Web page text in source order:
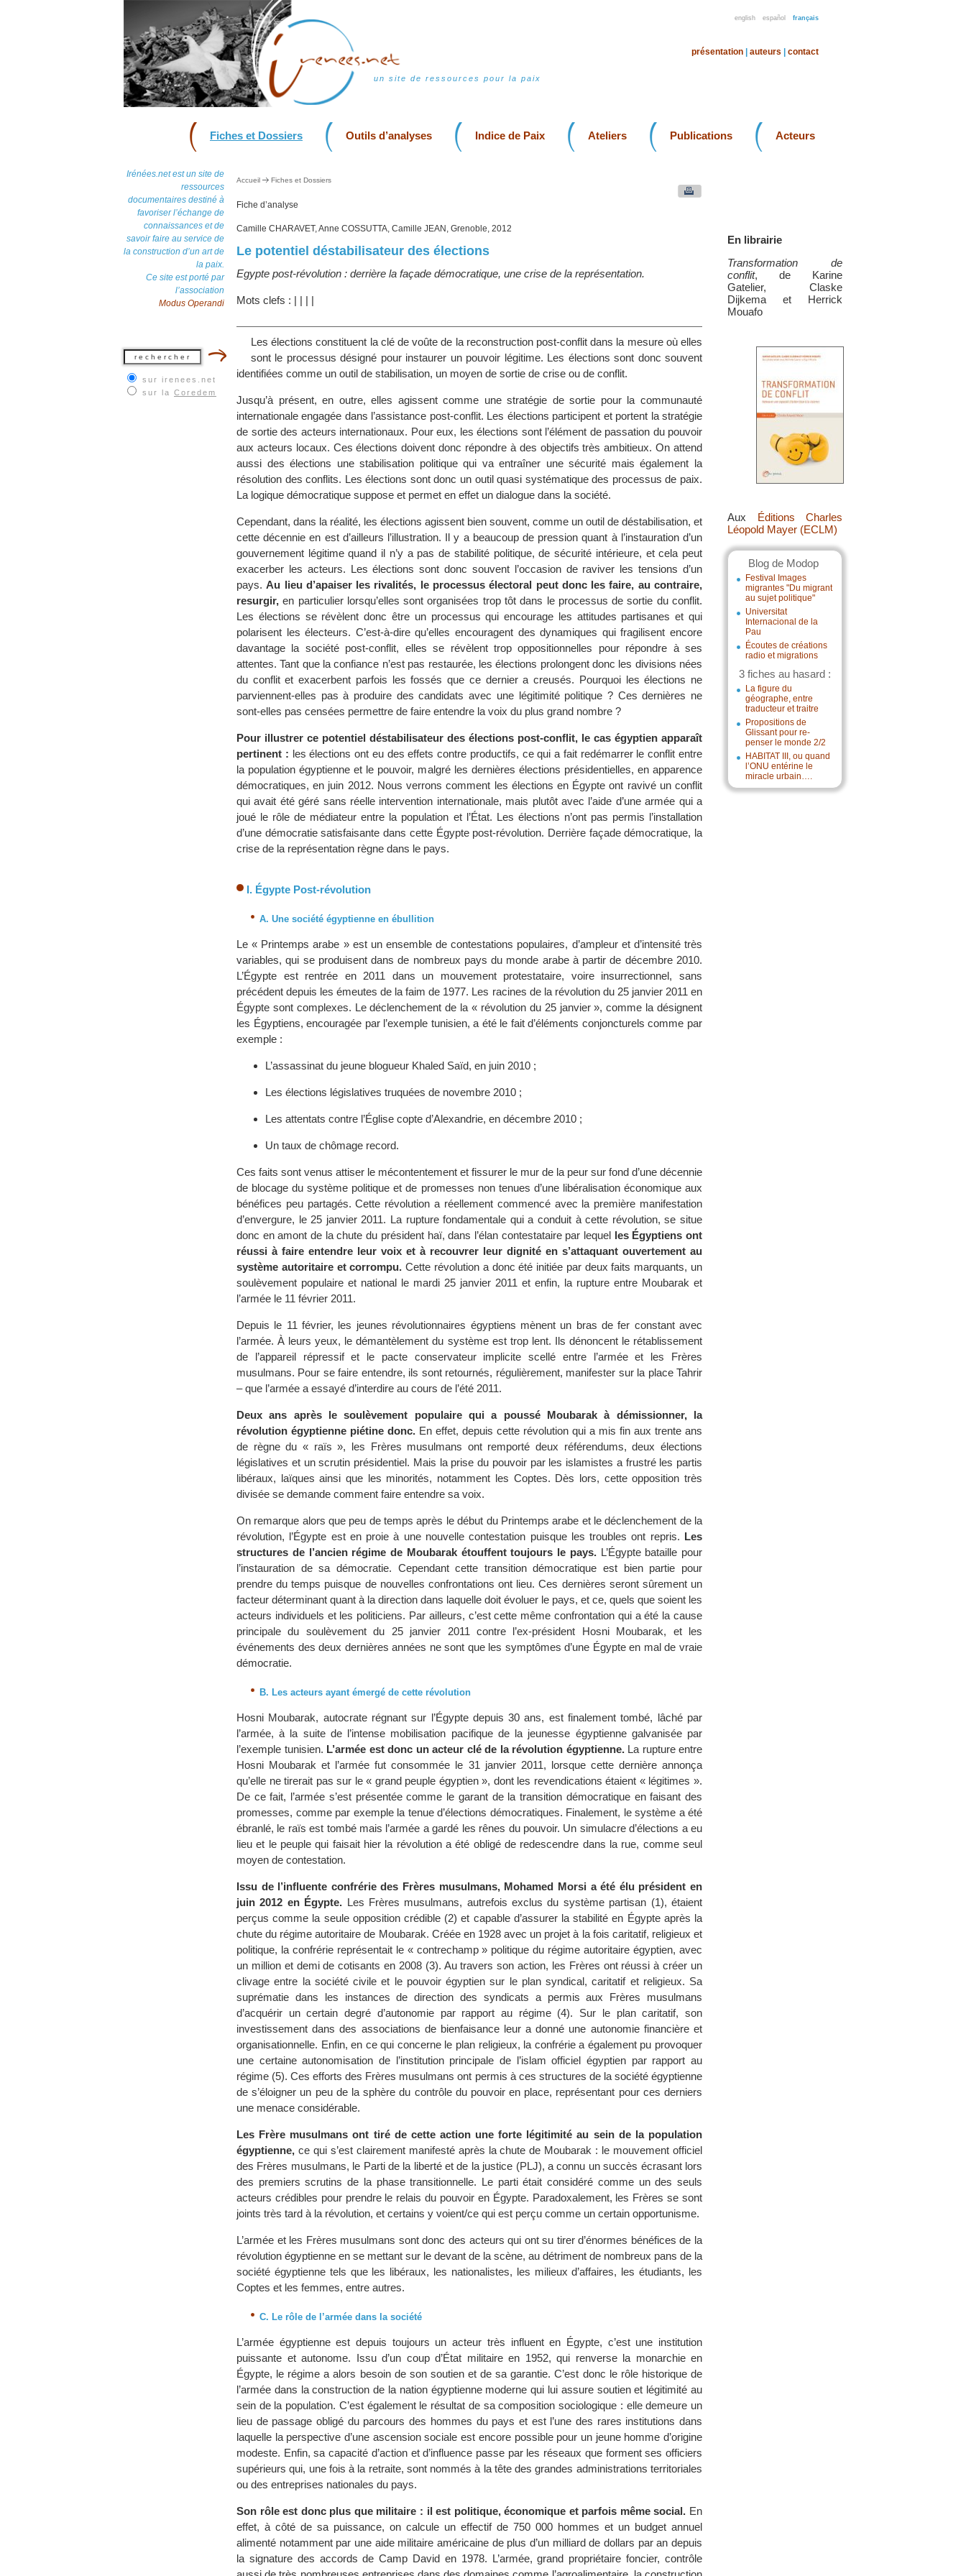
english español français
un site de ressources pour la paix
présentation auteurs contact
Fiches et Dossiers Outils d’analyses Indice de Paix Ateliers Publications Acteurs
Irénées.net est un site de
ressources
documentaires destiné à
favoriser l’échange de
connaissances et de
savoir faire au service de
la construction d’un art de
la paix.
Ce site est porté par
l’association
Modus Operandi
sur irenees.net
sur la Coredem
En librairie
Transformation de
conflit, de Karine
Gatelier, Claske
Dijkema et Herrick
Mouafo
Aux Éditions Charles
Léopold Mayer (ECLM)
Blog de Modop
Festival Images
migrantes "Du migrant
au sujet politique"
Universitat
Internacional de la
Pau
Écoutes de créations
radio et migrations
3 fiches au hasard :
La figure du
géographe, entre
traducteur et traitre
Propositions de
Glissant pour re-
penser le monde 2/2
HABITAT III, ou quand
l’ONU entérine le
miracle urbain….
Accueil Fiches et Dossiers
Fiche d’analyse
Camille CHARAVET, Anne COSSUTTA, Camille JEAN, Grenoble, 2012
Le potentiel déstabilisateur des élections
Egypte post-révolution : derrière la façade démocratique, une crise de la représentation.
Mots clefs : | | | |
Les élections constituent la clé de voûte de la reconstruction post-conflit dans la mesure où elles
sont le processus désigné pour instaurer un pouvoir légitime. Les élections sont donc souvent
identifiées comme un outil de stabilisation, un moyen de sortie de crise ou de conflit.
Jusqu’à présent, en outre, elles agissent comme une stratégie de sortie pour la communauté
internationale engagée dans l’assistance post-conflit. Les élections participent et portent la stratégie
de sortie des acteurs internationaux. Pour eux, les élections sont l’élément de passation du pouvoir
aux acteurs locaux. Ces élections doivent donc répondre à des objectifs très ambitieux. On attend
aussi des élections une stabilisation politique qui va entraîner une sécurité mais également la
résolution des conflits. Les élections sont donc un outil quasi systématique des processus de paix.
La logique démocratique suppose et permet en effet un dialogue dans la société.
Cependant, dans la réalité, les élections agissent bien souvent, comme un outil de déstabilisation, et
cette décennie en est d’ailleurs l’illustration. Il y a beaucoup de pression quant à l’instauration d’un
gouvernement légitime quand il n’y a pas de stabilité politique, de sécurité intérieure, et cela peut
exacerber les acteurs. Les élections sont donc souvent l’occasion de raviver les tensions d’un
pays.Au lieu d’apaiser les rivalités, le processus électoral peut donc les faire, au contraire,
resurgir, en particulier lorsqu’elles sont organisées trop tôt dans le processus de sortie du conflit.
Les élections se révèlent donc être un processus qui encourage les attitudes partisanes et qui
polarisent les électeurs. C’est-à-dire qu’elles encouragent des dynamiques qui fragilisent encore
davantage la société post-conflit, elles se révèlent trop oppositionnelles pour répondre à ses
attentes. Tant que la confiance n’est pas restaurée, les élections prolongent donc les divisions nées
du conflit et exacerbent parfois les fossés que ce dernier a creusés. Pourquoi les élections ne
parviennent-elles pas à produire des candidats avec une légitimité politique ? Ces dernières ne
sont-elles pas censées permettre de faire entendre la voix du plus grand nombre ?
Pour illustrer ce potentiel déstabilisateur des élections post-conflit, le cas égyptien apparaît
pertinent : les élections ont eu des effets contre productifs, ce qui a fait redémarrer le conflit entre
la population égyptienne et le pouvoir, malgré les dernières élections présidentielles, en apparence
démocratiques, en juin 2012. Nous verrons comment les élections en Égypte ont ravivé un conflit
qui avait été géré sans réelle intervention internationale, mais plutôt avec l’aide d’une armée qui a
joué le rôle de médiateur entre la population et l’État. Les élections n’ont pas permis l’installation
d’une démocratie satisfaisante dans cette Égypte post-révolution. Derrière façade démocratique, la
crise de la représentation règne dans le pays.
I. Égypte Post-révolution
A. Une société égyptienne en ébullition
Le « Printemps arabe » est un ensemble de contestations populaires, d’ampleur et d’intensité très
variables, qui se produisent dans de nombreux pays du monde arabe à partir de décembre 2010.
L’Égypte est rentrée en 2011 dans un mouvement protestataire, voire insurrectionnel, sans
précédent depuis les émeutes de la faim de 1977. Les racines de la révolution du 25 janvier 2011 en
Égypte sont complexes. Le déclenchement de la « révolution du 25 janvier », comme la désignent
les Égyptiens, encouragée par l’exemple tunisien, a été le fait d’éléments conjoncturels comme par
exemple :
L’assassinat du jeune blogueur Khaled Saïd, en juin 2010 ;
Les élections législatives truquées de novembre 2010 ;
Les attentats contre l’Église copte d’Alexandrie, en décembre 2010 ;
Un taux de chômage record.
Ces faits sont venus attiser le mécontentement et fissurer le mur de la peur sur fond d’une décennie
de blocage du système politique et de promesses non tenues d’une libéralisation économique aux
bénéfices peu partagés. Cette révolution a réellement commencé avec la première manifestation
d’envergure, le 25 janvier 2011. La rupture fondamentale qui a conduit à cette révolution, se situe
donc en amont de la chute du président haï, dans l’élan contestataire par lequel les Égyptiens ont
réussi à faire entendre leur voix et à recouvrer leur dignité en s’attaquant ouvertement au
système autoritaire et corrompu. Cette révolution a donc été initiée par deux faits marquants, un
soulèvement populaire et national le mardi 25 janvier 2011 et enfin, la rupture entre Moubarak et
l’armée le 11 février 2011.
Depuis le 11 février, les jeunes révolutionnaires égyptiens mènent un bras de fer constant avec
l’armée. À leurs yeux, le démantèlement du système est trop lent. Ils dénoncent le rétablissement
de l’appareil répressif et le pacte conservateur implicite scellé entre l’armée et les Frères
musulmans. Pour se faire entendre, ils sont retournés, régulièrement, manifester sur la place Tahrir
– que l’armée a essayé d’interdire au cours de l’été 2011.
Deux ans après le soulèvement populaire qui a poussé Moubarak à démissionner, la
révolution égyptienne piétine donc. En effet, depuis cette révolution qui a mis fin aux trente ans
de règne du « raïs », les Frères musulmans ont remporté deux référendums, deux élections
législatives et un scrutin présidentiel. Mais la prise du pouvoir par les islamistes a frustré les partis
libéraux, laïques ainsi que les minorités, notamment les Coptes. Dès lors, cette opposition très
divisée se demande comment faire entendre sa voix.
On remarque alors que peu de temps après le début du Printemps arabe et le déclenchement de la
révolution, l’Égypte est en proie à une nouvelle contestation puisque les troubles ont repris. Les
structures de l’ancien régime de Moubarak étouffent toujours le pays.L’Égypte bataille pour
l’instauration de sa démocratie. Cependant cette transition démocratique est bien partie pour
prendre du temps puisque de nouvelles confrontations ont lieu. Ces dernières seront sûrement un
facteur déterminant quant à la direction dans laquelle doit évoluer le pays, et ce, quels que soient les
acteurs individuels et les politiciens. Par ailleurs, c’est cette même confrontation qui a été la cause
principale du soulèvement du 25 janvier 2011 contre l’ex-président Hosni Moubarak, et les
événements des deux dernières années ne sont que les symptômes d’une Égypte en mal de vraie
démocratie.
B. Les acteurs ayant émergé de cette révolution
Hosni Moubarak, autocrate régnant sur l’Égypte depuis 30 ans, est finalement tombé, lâché par
l’armée, à la suite de l’intense mobilisation pacifique de la jeunesse égyptienne galvanisée par
l’exemple tunisien. L’armée est donc un acteur clé de la révolution égyptienne.La rupture entre
Hosni Moubarak et l’armée fut consommée le 31 janvier 2011, lorsque cette dernière annonça
qu’elle ne tirerait pas sur le « grand peuple égyptien », dont les revendications étaient « légitimes ».
De ce fait, l’armée s’est présentée comme le garant de la transition démocratique en faisant des
promesses, comme par exemple la tenue d’élections démocratiques. Finalement, le système a été
ébranlé, le raïs est tombé mais l’armée a gardé les rênes du pouvoir. Un simulacre d’élections a eu
lieu et le peuple qui faisait hier la révolution a été obligé de redescendre dans la rue, comme seul
moyen de contestation.
Issu de l’influente confrérie des Frères musulmans, Mohamed Morsi a été élu président en
juin 2012 en Égypte. Les Frères musulmans, autrefois exclus du système partisan (1), étaient
perçus comme la seule opposition crédible (2) et capable d’assurer la stabilité en Égypte après la
chute du régime autoritaire de Moubarak. Créée en 1928 avec un projet à la fois caritatif, religieux et
politique, la confrérie représentait le « contrechamp » politique du régime autoritaire égyptien, avec
un million et demi de cotisants en 2008 (3). Au travers son action, les Frères ont réussi à créer un
clivage entre la société civile et le pouvoir égyptien sur le plan syndical, caritatif et religieux. Sa
suprématie dans les instances de direction des syndicats a permis aux Frères musulmans
d’acquérir un certain degré d’autonomie par rapport au régime (4). Sur le plan caritatif, son
investissement dans des associations de bienfaisance leur a donné une autonomie financière et
organisationnelle. Enfin, en ce qui concerne le plan religieux, la confrérie a également pu provoquer
une certaine autonomisation de l’institution principale de l’islam officiel égyptien par rapport au
régime (5). Ces efforts des Frères musulmans ont permis à ces structures de la société égyptienne
de s’éloigner un peu de la sphère du contrôle du pouvoir en place, représentant pour ces derniers
une menace considérable.
Les Frère musulmans ont tiré de cette action une forte légitimité au sein de la population
égyptienne, ce qui s’est clairement manifesté après la chute de Moubarak : le mouvement officiel
des Frères musulmans, le Parti de la liberté et de la justice (PLJ), a connu un succès écrasant lors
des premiers scrutins de la phase transitionnelle. Le parti était considéré comme un des seuls
acteurs crédibles pour prendre le relais du pouvoir en Égypte. Paradoxalement, les Frères se sont
joints très tard à la révolution, et certains y voient/ce qui est perçu comme un certain opportunisme.
L’armée et les Frères musulmans sont donc des acteurs qui ont su tirer d’énormes bénéfices de la
révolution égyptienne en se mettant sur le devant de la scène, au détriment de nombreux pans de la
société égyptienne tels que les libéraux, les nationalistes, les milieux d’affaires, les étudiants, les
Coptes et les femmes, entre autres.
C. Le rôle de l’armée dans la société
L’armée égyptienne est depuis toujours un acteur très influent en Égypte, c’est une institution
puissante et autonome. Issu d’un coup d’État militaire en 1952, qui renverse la monarchie en
Égypte, le régime a alors besoin de son soutien et de sa garantie. C’est donc le rôle historique de
l’armée dans la construction de la nation égyptienne moderne qui lui assure soutien et légitimité au
sein de la population. C’est également le résultat de sa composition sociologique : elle demeure un
lieu de passage obligé du parcours des hommes du pays et est l’une des rares institutions dans
laquelle la perspective d’une ascension sociale est encore possible pour un jeune homme d’origine
modeste. Enfin, sa capacité d’action et d’influence passe par les réseaux que forment ses officiers
supérieurs qui, une fois à la retraite, sont nommés à la tête des grandes administrations territoriales
ou des entreprises nationales du pays.
Son rôle est donc plus que militaire : il est politique, économique et parfois même social. En
effet, à côté de sa puissance, on calcule un effectif de 750 000 hommes et un budget annuel
alimenté notamment par une aide militaire américaine de plus d’un milliard de dollars par an depuis
la signature des accords de Camp David en 1978. L’armée, grand propriétaire foncier, contrôle